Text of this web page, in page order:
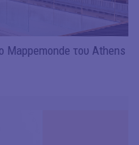
Mappemonde του Athens